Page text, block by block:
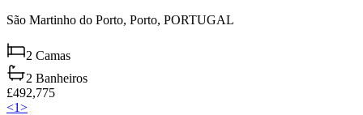
São Martinho do Porto, Porto, PORTUGAL
2 Camas
2 Banheiros
£492,775
<1>